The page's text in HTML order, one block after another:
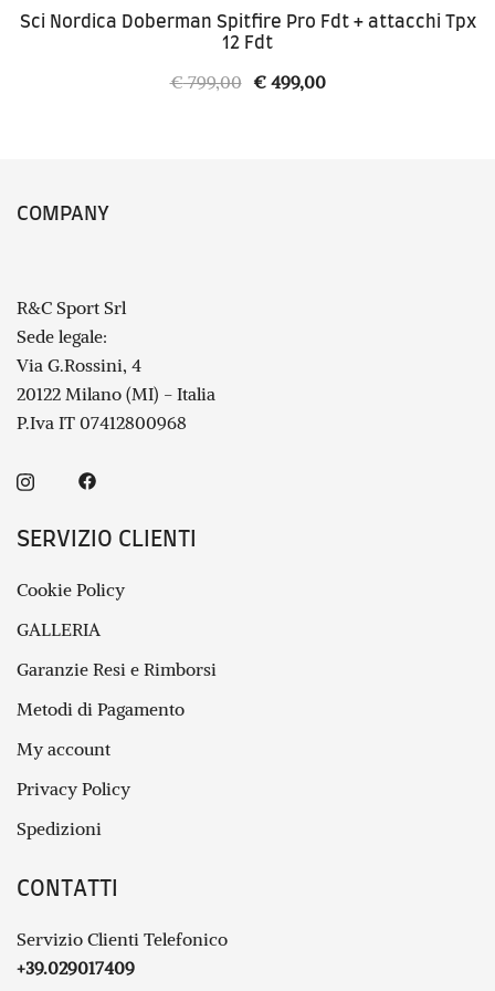
Sci Nordica Doberman Spitfire Pro Fdt + attacchi Tpx
12 Fdt
€799,00 Il
€499,00Il
COMPANY
R&C Sport Srl
Sede legale:
Via G.Rossini, 4
20122 Milano (MI) - Italia
P.Iva IT 07412800968
SERVIZIO CLIENTI
Cookie Policy
GALLERIA
Garanzie Resi e Rimborsi
Metodi di Pagamento
My account
Privacy Policy
Spedizioni
CONTATTI
Servizio Clienti Telefonico
+39.029017409